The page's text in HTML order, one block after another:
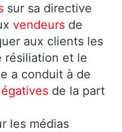
sur sa directive
vendeurs de
aux clients les
résiliation et le
a conduit à de
de la part
les médias